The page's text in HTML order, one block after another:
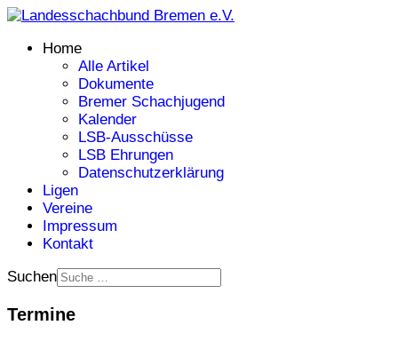
Home
Alle Artikel
Dokumente
Bremer Schachjugend
Kalender
LSB-Ausschüsse
LSB Ehrungen
Datenschutzerklärung
Ligen
Vereine
Impressum
Kontakt
Suchen
Termine